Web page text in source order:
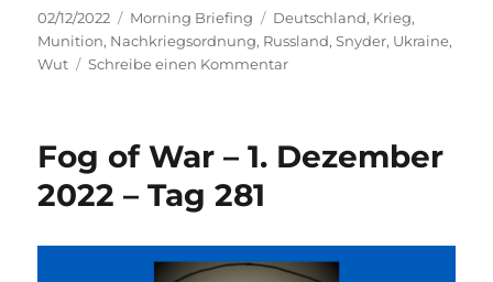
Veröffentlicht
am
02/12/2022 Kategorien
Morning Briefing Schlagwörter
Deutschland, Krieg,
Munition, Nachkriegsordnung, Russland,Snyder, Ukraine,
Wut
Schreibe einen Kommentarzu
–
–
Tag
Fog of War – 1. Dezember
2022 – Tag 281